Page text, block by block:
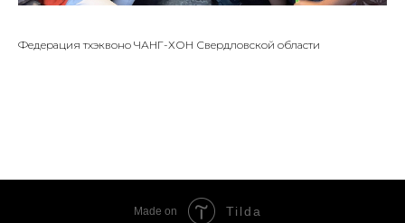
Федерация тхэквоно ЧАНГ-ХОН Свердловской области
Made on Tilda